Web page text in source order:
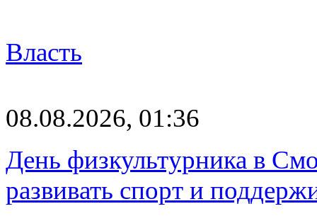
Власть
08.08.2026, 01:36
День физкультурника в
развивать спорт и